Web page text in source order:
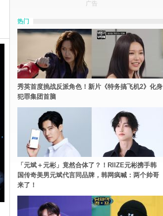
广告
热门
秀英首度挑战反派角色！新片《特务搞飞机2》化身
犯罪集团首脑
「元斌＋元彬」竟然合体了？！RIIZE元彬携手韩
国传奇美男元斌代言同品牌，韩网疯喊：两个帅哥
来了！